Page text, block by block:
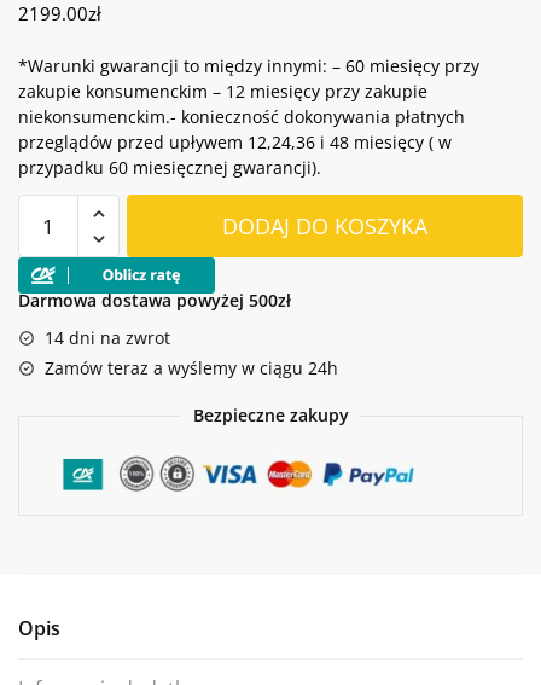
2199.00zł
*Warunki gwarancji to między innymi: – 60 miesięcy przy
zakupie konsumenckim – 12 miesięcy przy zakupie
niekonsumenckim.- konieczność dokonywania płatnych
przeglądów przed upływem 12,24,36 i 48 miesięcy ( w
przypadku 60 miesięcznej gwarancji).
KOSIARKA
SPALINOWA
Z
OLEO-
MAC
ALLROAD4
DODAJ DO KOSZYKA
Darmowa dostawa powyżej 500zł
14 dni na zwrot
Zamów teraz a wyślemy w ciągu 24h
Bezpieczne zakupy
Opis